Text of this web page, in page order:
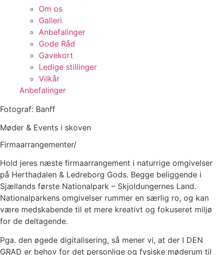
Om os
Galleri
Anbefalinger
Gode Råd
Gavekort
Ledige stillinger
Vilkår
Anbefalinger
Fotograf: Banff
Møder & Events i skoven
Firmaarrangementer/
Hold jeres næste firmaarrangement i naturrige omgivelser
på Herthadalen & Ledreborg Gods. Begge beliggende i
Sjællands første Nationalpark – Skjoldungernes Land.
Nationalparkens omgivelser rummer en særlig ro, og kan
være medskabende til et mere kreativt og fokuseret miljø
for de deltagende.
Pga. den øgede digitalisering, så mener vi, at der I DEN
GRAD er behov for det personlige og fysiske møderum til